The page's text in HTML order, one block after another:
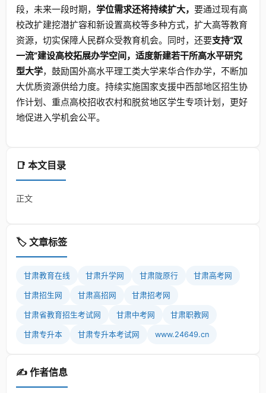
📑 本文目录
正文
🏷️ 文章标签
甘肃教育在线 甘肃升学网 甘肃陇原行 甘肃高考网
甘肃招生网 甘肃高招网 甘肃招考网
甘肃省教育招生考试网 甘肃中考网 甘肃职教网
甘肃专升本 甘肃专升本考试网 www.24649.cn
✍️ 作者信息
段，未来一段时期， 学位需求还将持续扩大， 要通过现有高
校改扩建挖潜扩容和新设置高校等多种方式，扩大高等教育
资源，切实保障人民群众受教育机会。同时，还要支持“双
一流”建设高校拓展办学空间，适度新建若干所高水平研究
型大学，鼓励国外高水平理工类大学来华合作办学，不断加
大优质资源供给力度。持续实施国家支援中西部地区招生协
作计划、重点高校招收农村和脱贫地区学生专项计划，更好
地促进入学机会公平。